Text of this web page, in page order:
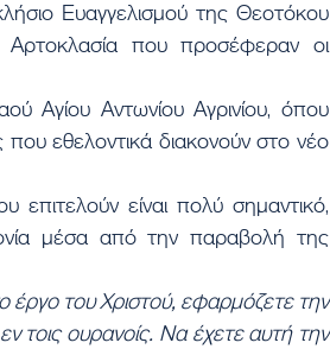
Ευαγγελισμού της Θεοτόκου
που προσέφεραν οι
Αγίου Αντωνίου Αγρινίου, όπου
που εθελοντικά διακονούν στο νέο
είναι πολύ σημαντικό,
μέσα από την παραβολή της
έργο του Χριστού, εφαρμόζετε την
τοις ουρανοίς. Να έχετε αυτή την